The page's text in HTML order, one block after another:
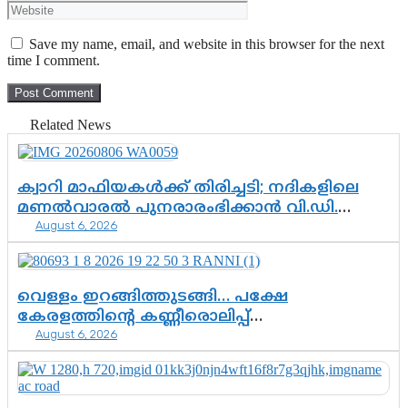
Save my name, email, and website in this browser for the next
time I comment.
Related News
ക്വാറി മാഫിയകൾക്ക് തിരിച്ചടി; നദികളിലെ
മണൽവാരൽ പുനരാരംഭിക്കാൻ വി.ഡി.
സർക്കാർ തീരുമാനം
August 6, 2026
വെള്ളം ഇറങ്ങിത്തുടങ്ങി… പക്ഷേ
കേരളത്തിന്റെ കണ്ണീരൊലിപ്പ്
എന്നവസാനിക്കും?
August 6, 2026